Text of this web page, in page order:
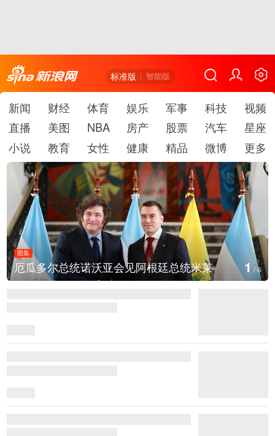
标准版 智能版
新闻 财经 体育 娱乐 军事 科技
视频
直播
美图 NBA 房产 股票 汽车
星座
小说
教育 女性 健康 精品 微博 更多
图集
厄瓜多尔总统诺沃亚会见阿根廷总统米莱 1/6